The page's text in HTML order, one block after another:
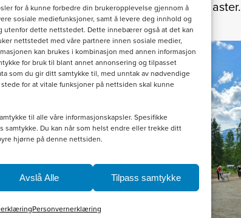
for å kunne forbedre din brukeropplevelse gjennom å
sosiale mediefunksjoner, samt å levere deg innhold og
utenfor dette nettstedet. Dette innebærer også at det kan
nettstedet med våre partnere innen sosiale medier,
kan brukes i kombinasjon med annen informasjon
for bruk til blant annet annonsering og tilpasset
som du gir ditt samtykke til, med unntak av nødvendige
for at vitale funksjoner på nettsiden skal kunne
til alle våre informasjonskapsler. Spesifikke
samtykke. Du kan når som helst endre eller trekke ditt
hjørne på denne nettsiden.
Avslå Alle Tilpass samtykke
Personvernerklæring
mellom engelsksetterentusiaster.